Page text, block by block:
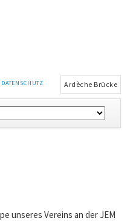
Ardèche Brücke
unseres Vereins an der JEM